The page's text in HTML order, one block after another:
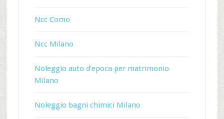
Ncc Como
Ncc Milano
Noleggio auto d'epoca per matrimonio
Milano
Noleggio bagni chimici Milano